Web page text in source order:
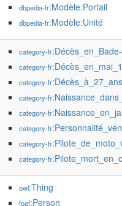
dbpedia-fr:Modèle:Portail
dbpedia-fr:Modèle:Unité
category-fr
category-fr
category-fr:Décès_à_27_ans
category-fr
category-fr
category-fr
category-fr
category-fr
owl:Thing
foaf:Person